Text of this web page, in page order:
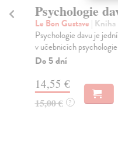
Psychologie
Le Bon Gustave | Kniha
Psychologie davu je
v učebnicích
Do 5 dní
14,55 €
15,00 € ?